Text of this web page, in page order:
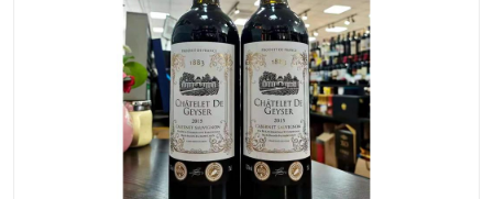
家用电器报关 机床进口清关
国际灯具清关